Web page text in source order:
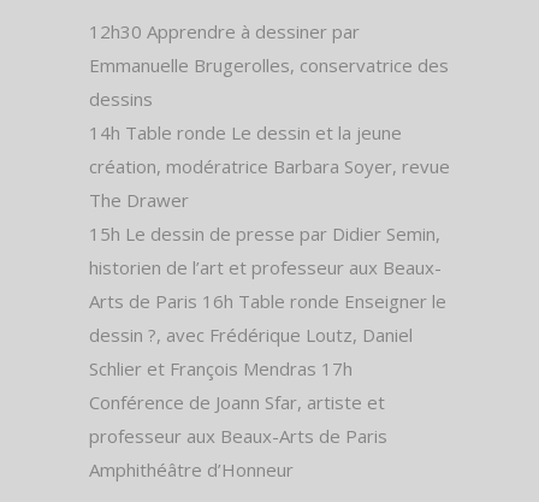
12h30 Apprendre à dessiner par
Emmanuelle Brugerolles, conservatrice des
dessins
14h Table ronde Le dessin et la jeune
création, modératrice Barbara Soyer, revue
The Drawer
15h Le dessin de presse par Didier Semin,
historien de l’art et professeur aux Beaux-
Arts de Paris 16h Table ronde Enseigner le
dessin ?, avec Frédérique Loutz, Daniel
Schlier et François Mendras 17h
Conférence de Joann Sfar, artiste et
professeur aux Beaux-Arts de Paris
Amphithéâtre d’Honneur